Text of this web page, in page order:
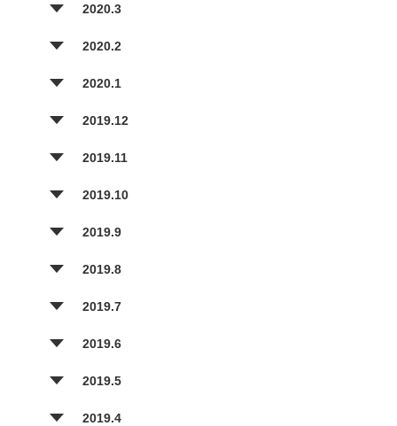
2020.3
2020.2
2020.1
2019.12
2019.11
2019.10
2019.9
2019.8
2019.7
2019.6
2019.5
2019.4